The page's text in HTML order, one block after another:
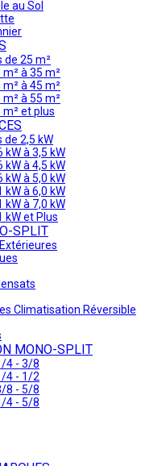
au Sol
de 25 m²
à 35 m²
à 45 m²
à 55 m²
m² et plus
de 2,5 kW
kW à 3,5 kW
kW à 4,5 kW
kW à 5,0 kW
kW à 6,0 kW
kW à 7,0 kW
kW et Plus
SPLIT
Climatisation Réversible
MONO-SPLIT
4 - 3/8
4 - 1/2
8 - 5/8
4 - 5/8